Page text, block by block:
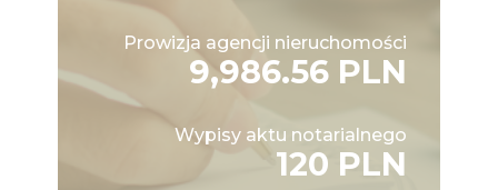
Prowizja agencji nieruchomości
9,986.56 PLN
Wypisy aktu notarialnego
120 PLN